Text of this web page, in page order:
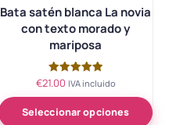
Bata satén blanca La novia
con texto morado y
mariposa
Valorado
5.00
de 5
€21.00 IVA incluido
Seleccionar opciones